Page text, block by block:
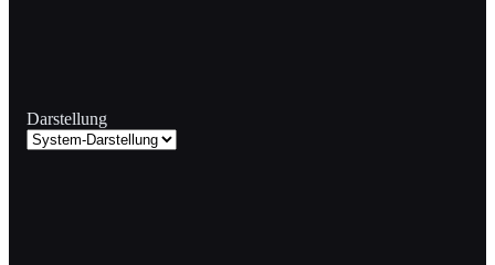
Darstellung